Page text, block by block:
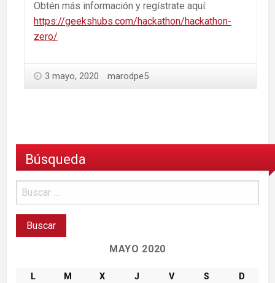
Obtén más información y regístrate aquí:
https://geekshubs.com/hackathon/hackathon-
zero/
3 mayo, 2020 marodpe5
Búsqueda
MAYO 2020
L M X J V S
D